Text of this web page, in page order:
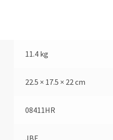
11.4 kg
22.5 × 17.5 × 22 cm
08411HR